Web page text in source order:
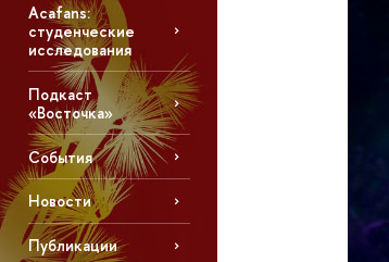
Acafans:
студенческие
исследования
Подкаст
«Восточка»
События
Новости
Публикации